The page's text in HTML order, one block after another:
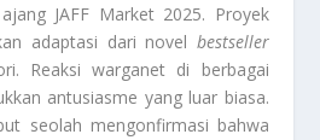
JAFF Market 2025. Proyek
adaptasi dari novel bestseller
Reaksi warganet di berbagai
antusiasme yang luar biasa.
seolah mengonfirmasi bahwa